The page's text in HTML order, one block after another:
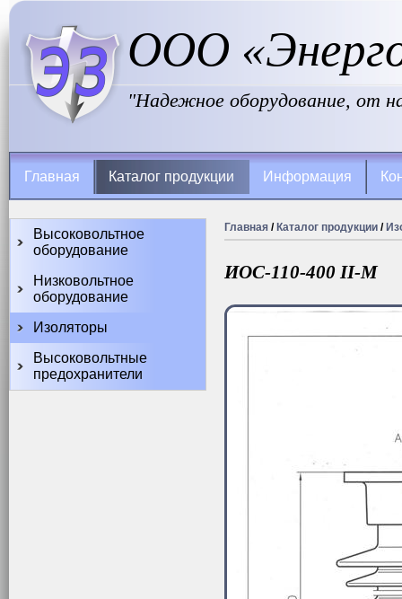
ООО
"Надежное оборудование, от
Главная Каталог продукции Информация
Главная / Каталог продукции /
ИОС-110-400 II-М
Высоковольтное
оборудование
Низковольтное
оборудование
Изоляторы
Высоковольтные
предохранители